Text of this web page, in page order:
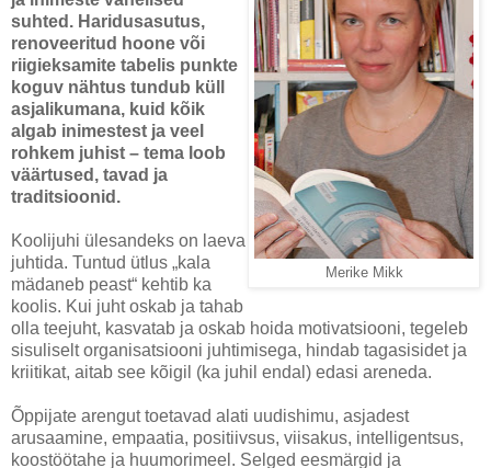
Merike Mikk
suhted. Haridusasutus,
renoveeritud hoone või
riigieksamite tabelis punkte
koguv nähtus tundub küll
asjalikumana, kuid kõik
algab inimestest ja veel
rohkem juhist – tema loob
väärtused, tavad ja
traditsioonid.
Koolijuhi ülesandeks on laeva
juhtida. Tuntud ütlus „kala
mädaneb peast“ kehtib ka
koolis. Kui juht oskab ja tahab
olla teejuht, kasvatab ja oskab hoida motivatsiooni, tegeleb
sisuliselt organisatsiooni juhtimisega, hindab tagasisidet ja
kriitikat, aitab see kõigil (ka juhil endal) edasi areneda.
Õppijate arengut toetavad alati uudishimu, asjadest
arusaamine, empaatia, positiivsus, viisakus, intelligentsus,
koostöötahe ja huumorimeel. Selged eesmärgid ja